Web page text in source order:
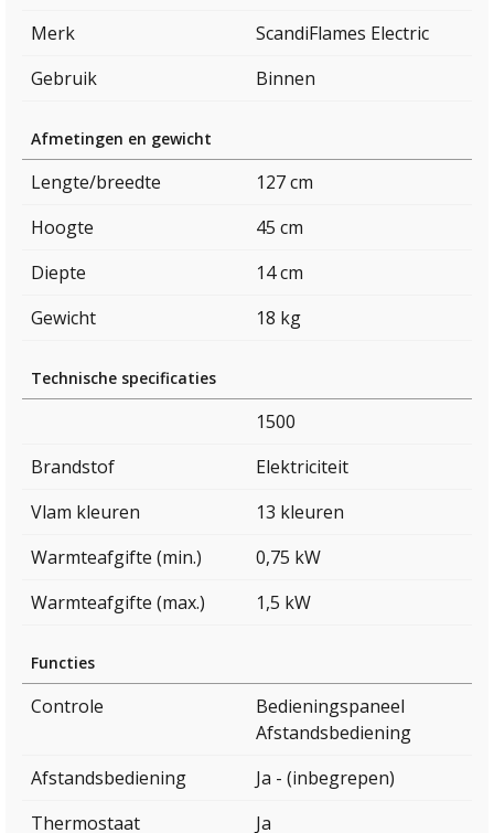
Merk
ScandiFlames Electric
Gebruik
Binnen
Afmetingen en gewicht
Lengte/breedte
127 cm
Hoogte
45 cm
Diepte
14 cm
Gewicht
18 kg
Technische specificaties
1500
Brandstof
Elektriciteit
Vlam kleuren
13 kleuren
Warmteafgifte (min.)
0,75 kW
Warmteafgifte (max.)
1,5 kW
Functies
Controle
Bedieningspaneel
Afstandsbediening
Afstandsbediening
Ja - (inbegrepen)
Thermostaat
Ja